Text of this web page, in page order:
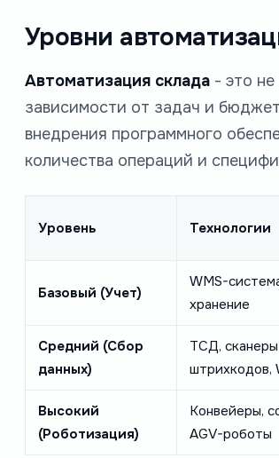
Уровни
Автоматизация склада - это
зависимости от задач и
внедрения программного
количества операций и
Уровень Технологии
Базовый (Учет)
WMS-
хранение
Средний (Сбор
данных)
ТСД, сканеры
штрихкодов,
Высокий
(Роботизация)
Конвейеры,
AGV-роботы